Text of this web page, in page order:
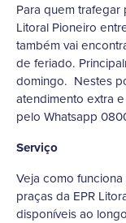
Para quem trafegar
Litoral Pioneiro
também vai
de feriado.
domingo. Nestes
atendimento extra
pelo Whatsapp
Serviço
Veja como
praças da EPR
disponíveis ao